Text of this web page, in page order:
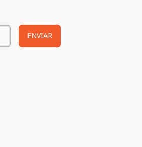
ENVIAR